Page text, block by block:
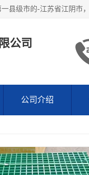
公司
公司介绍